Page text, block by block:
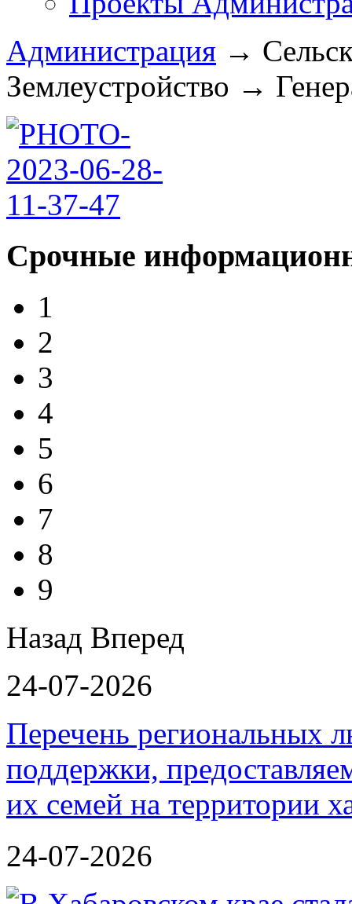
Администрация →
Землеустройство →
Срочные
1
2
3
4
5
6
7
8
9
Назад Вперед
24-07-2026
Перечень региональных
поддержки,
их семей на территории
24-07-2026